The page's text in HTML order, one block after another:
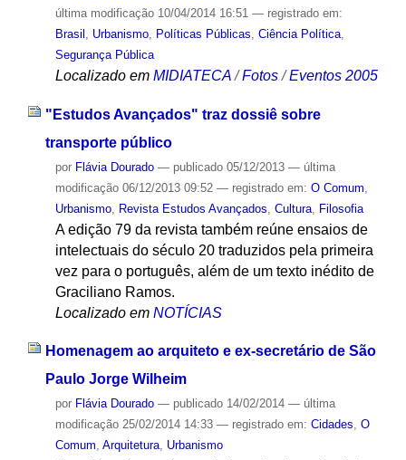
última modificação10/04/2014 16:51 — registrado em:
Brasil
Urbanismo, Políticas Públicas Ciência Política,
Segurança Pública
Localizado em MIDIATECA /Fotos /Eventos 2005
"Estudos Avançados" traz dossiê sobre
transporte público
por Flávia Dourado — publicado05/12/2013 — última
modificação06/12/2013 09:52 — registrado em: O Comum
Urbanismo, Revista Estudos Avançados Cultura, Filosofia
A edição 79 da revista também reúne ensaios de
intelectuais do século 20 traduzidos pela primeira
vez para o português, além de um texto inédito de
Graciliano Ramos.
Localizado em NOTÍCIAS
Homenagem ao arquiteto e ex-secretário de São
Paulo Jorge Wilheim
por Flávia Dourado — publicado14/02/2014 — última
modificação25/02/2014 14:33 — registrado em: Cidades, O
Comum, Arquitetura, Urbanismo